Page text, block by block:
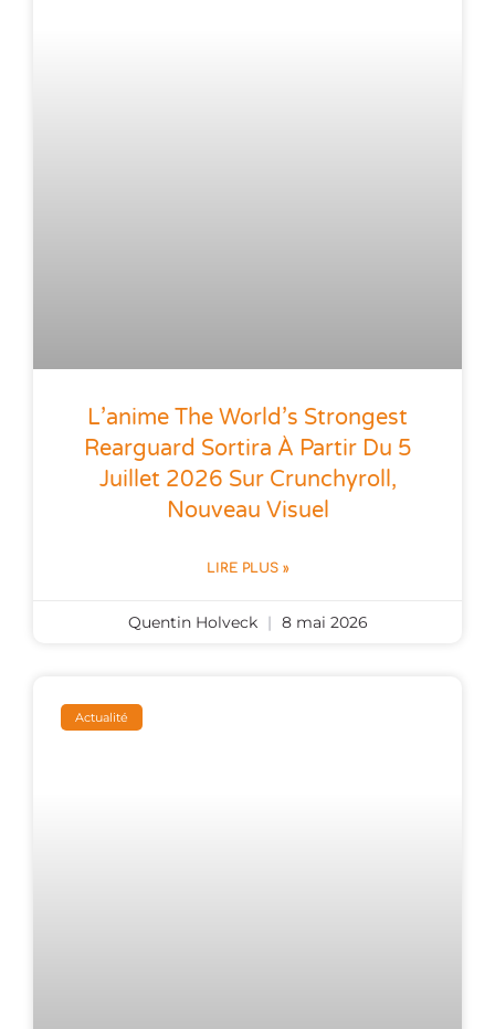
L’anime The World’s Strongest
Rearguard Sortira À Partir Du 5
Juillet 2026 Sur Crunchyroll,
Nouveau Visuel
LIRE PLUS »
Quentin Holveck 8 mai 2026
Actualité